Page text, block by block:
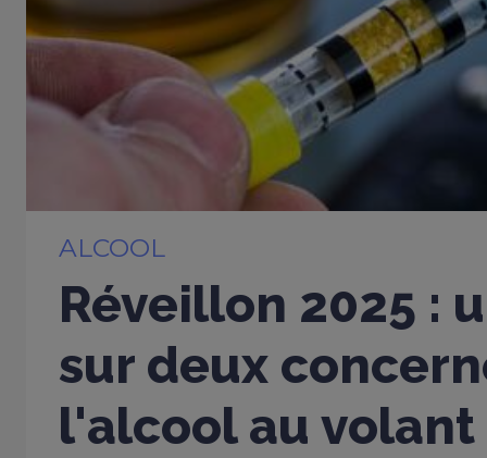
ALCOOL
Réveillon 2025 :
sur deux
l'alcool au volant